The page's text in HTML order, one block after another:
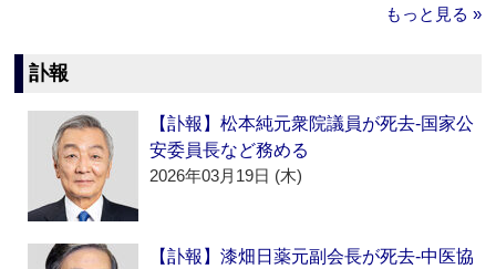
もっと見る »
訃報
【訃報】松本純元衆院議員が死去‐国家公
安委員長など務める
2026年03月19日 (木)
【訃報】漆畑日薬元副会長が死去‐中医協